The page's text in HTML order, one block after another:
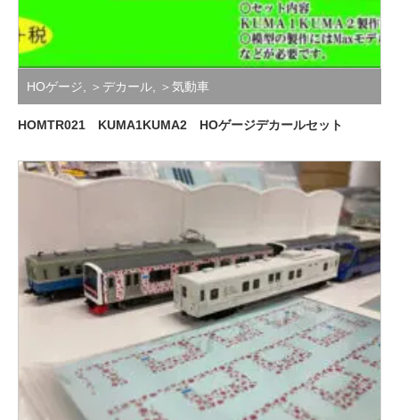
HOゲージ ＞デカール ＞気動車
HOMTR021 KUMA1KUMA2 HOゲージデカールセット